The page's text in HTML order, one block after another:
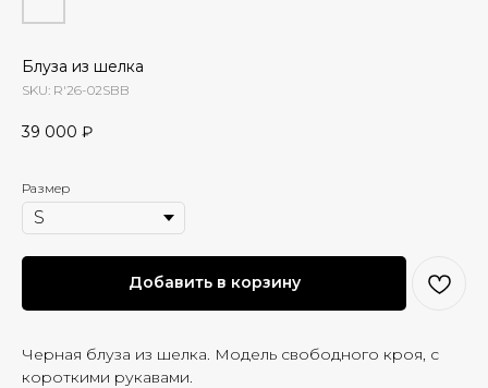
Блуза из шелка
SKU: R'26-02SBB
39 000 ₽
Размер
Добавить в корзину
Черная блуза из шелка. Модель свободного кроя, с
короткими рукавами.